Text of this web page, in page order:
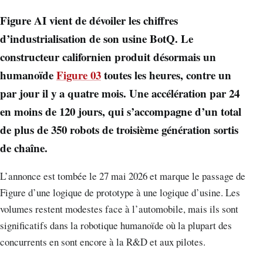
Figure AI vient de dévoiler les chiffres
d’industrialisation de son usine BotQ. Le
constructeur californien produit désormais un
humanoïdeFigure 03toutes les heures, contre un
par jour il y a quatre mois. Une accélération par 24
en moins de 120 jours, qui s’accompagne d’un total
de plus de 350 robots de troisième génération sortis
de chaîne.
L’annonce est tombée le 27 mai 2026 et marque le passage de
Figure d’une logique de prototype à une logique d’usine. Les
volumes restent modestes face à l’automobile, mais ils sont
significatifs dans la robotique humanoïde où la plupart des
concurrents en sont encore à la R&D et aux pilotes.